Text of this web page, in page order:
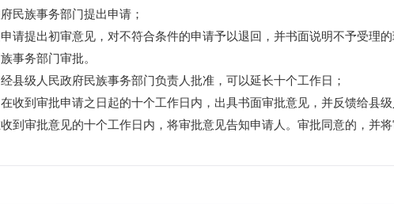
族事务部门提出申请；
提出初审意见，对不符合条件的申请予以退回，并书面说明不予受理
事务部门审批。
级人民政府民族事务部门负责人批准，可以延长十个工作日；
到审批申请之日起的十个工作日内，出具书面审批意见，并反馈给县级
审批意见的十个工作日内，将审批意见告知申请人。审批同意的，并